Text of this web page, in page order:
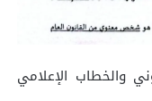
والخطاب الإعلامي